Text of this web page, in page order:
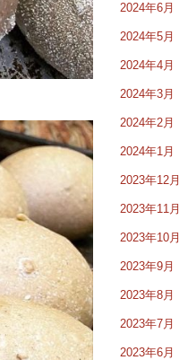
2024年6月
2024年5月
2024年4月
2024年3月
2024年2月
2024年1月
2023年12月
2023年11月
2023年10月
2023年9月
2023年8月
2023年7月
2023年6月